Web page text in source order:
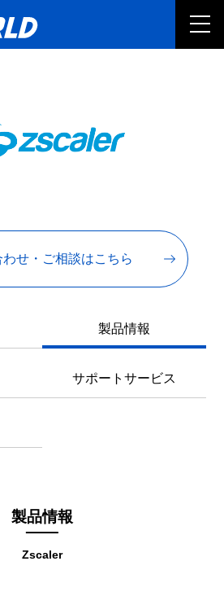
わせ・ご相談はこちら
製品情報
サポートサービス
Zscaler
製品情報